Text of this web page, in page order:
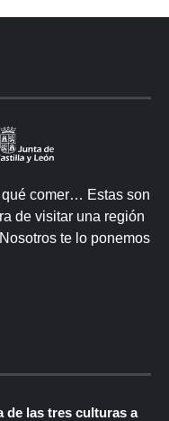
qué comer… Estas son
de visitar una región
te lo ponemos
de las tres culturas a